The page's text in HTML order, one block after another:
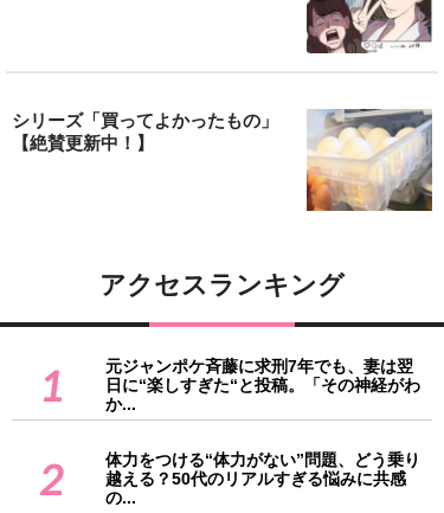
シリーズ「買ってよかったもの」
【絶賛更新中！】
アクセスランキング
1
元ジャンポケ斉藤に求刑7年でも、妻は翌
日に“楽しすぎた“と投稿。「その神経がわ
か...
2
体力をつける“体力がない”問題、どう乗り
越える？50代のリアルすぎる悩みに共感
の...